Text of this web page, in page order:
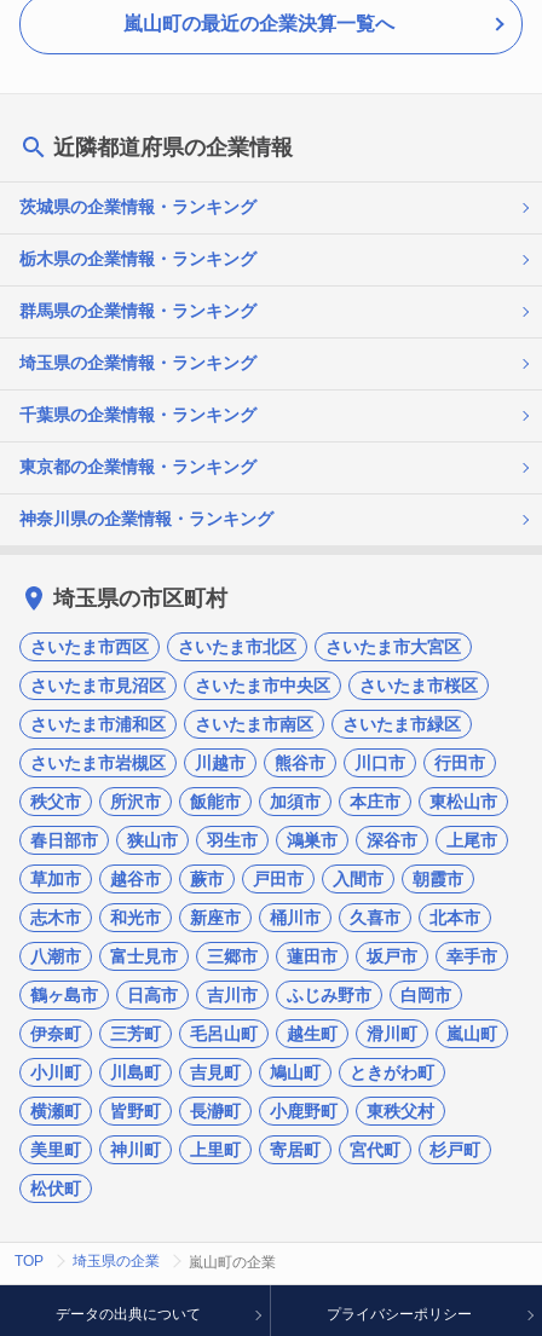
嵐山町の最近の企業決算一覧へ
近隣都道府県の企業情報
茨城県の企業情報・ランキング
栃木県の企業情報・ランキング
群馬県の企業情報・ランキング
埼玉県の企業情報・ランキング
千葉県の企業情報・ランキング
東京都の企業情報・ランキング
神奈川県の企業情報・ランキング
埼玉県の市区町村
さいたま市西区 さいたま市北区
さいたま市大宮区
さいたま市見沼区
さいたま市中央区
さいたま市桜区
さいたま市浦和区
さいたま市南区
さいたま市緑区
さいたま市岩槻区
川越市 熊谷市 川口市
行田市
秩父市
所沢市 飯能市 加須市 本庄市
東松山市
春日部市
狭山市 羽生市 鴻巣市 深谷市
上尾市
草加市
越谷市 蕨市 戸田市 入間市
朝霞市
志木市
和光市 新座市 桶川市 久喜市
北本市
八潮市
富士見市 三郷市 蓮田市 坂戸市
幸手市
鶴ヶ島市
日高市 吉川市 ふじみ野市
白岡市
伊奈町
三芳町 毛呂山町 越生町 滑川町
嵐山町
小川町
川島町 吉見町 鳩山町
ときがわ町
横瀬町
皆野町 長瀞町 小鹿野町
東秩父村
美里町
神川町 上里町 寄居町 宮代町
杉戸町
松伏町
TOP 埼玉県の企業 嵐山町の企業
データの出典について プライバシーポリシー